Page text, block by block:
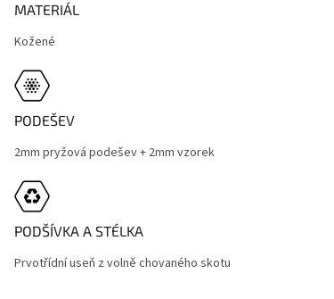
MATERIÁL
Kožené
PODEŠEV
2mm pryžová podešev + 2mm vzorek
PODŠÍVKA A STÉLKA
Prvotřídní useň z volně chovaného skotu